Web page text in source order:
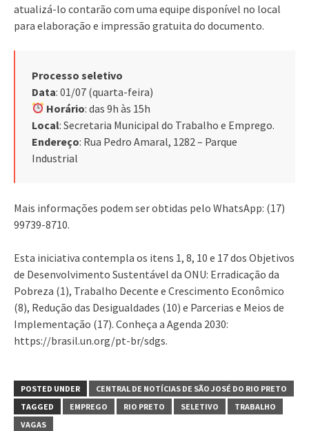
atualizá-lo contarão com uma equipe disponível no local
para elaboração e impressão gratuita do documento.
Processo seletivo
Data: 01/07 (quarta-feira)
Horário: das 9h às 15h
Local: Secretaria Municipal do Trabalho e Emprego.
Endereço: Rua Pedro Amaral, 1282 – Parque
Industrial
Mais informações podem ser obtidas pelo WhatsApp: (17)
99739-8710.
Esta iniciativa contempla os itens 1, 8, 10 e 17 dos Objetivos
de Desenvolvimento Sustentável da ONU: Erradicação da
Pobreza (1), Trabalho Decente e Crescimento Econômico
(8), Redução das Desigualdades (10) e Parcerias e Meios de
Implementação (17). Conheça a Agenda 2030:
https://brasil.un.org/pt-br/sdgs.
POSTED UNDER
CENTRAL DE NOTÍCIAS DE SÃO JOSÉ DO RIO PRETO
TAGGED
EMPREGO RIO PRETO SELETIVO
TRABALHO
VAGAS